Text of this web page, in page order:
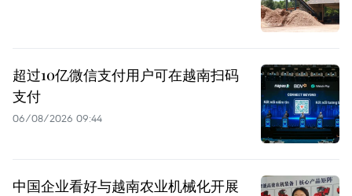
超过10亿微信支付用户可在越南扫码
支付
06/08/2026 09:44
中国企业看好与越南农业机械化开展